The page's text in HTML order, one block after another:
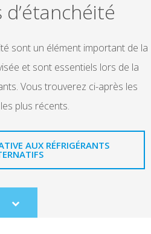
sont un élément important de la
et sont essentiels lors de la
Vous trouverez ci-après les
plus récents.​
AUX RÉFRIGÉRANTS
Scroll
to